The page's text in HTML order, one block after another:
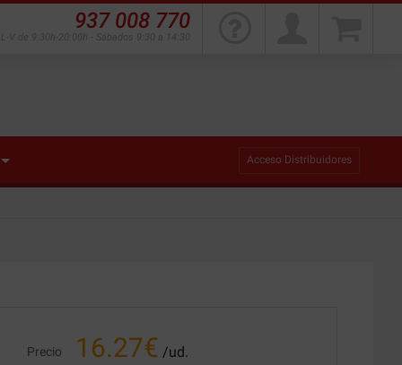
937 008 770
Acceso Distribuidores
Precio 16.27€ /ud.